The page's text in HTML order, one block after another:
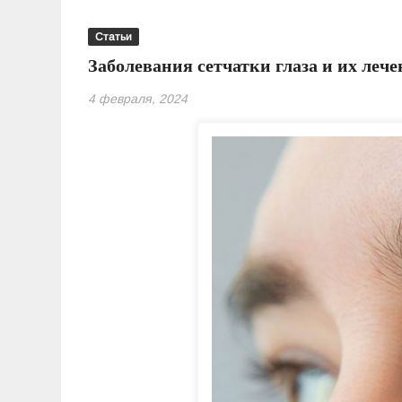
Статьи
Заболевания сетчатки глаза и их
4 февраля, 2024